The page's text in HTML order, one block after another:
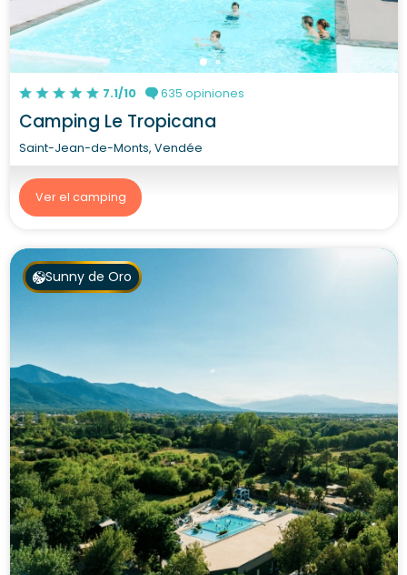
7.1/10 635 opiniones
Camping Le Tropicana
Saint-Jean-de-Monts, Vendée
Ver el camping
Sunny de Oro